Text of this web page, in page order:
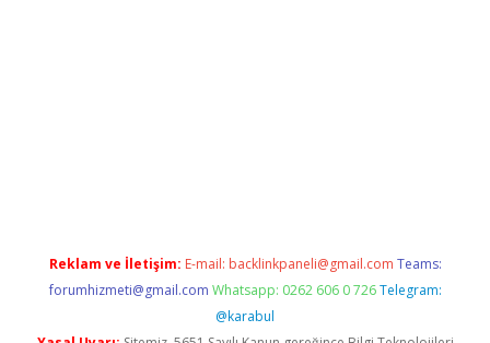
Reklam ve İletişim: E-mail: backlinkpaneli@gmail.com Teams:
forumhizmeti@gmail.com Whatsapp: 0262 606 0 726 Telegram:
@karabul